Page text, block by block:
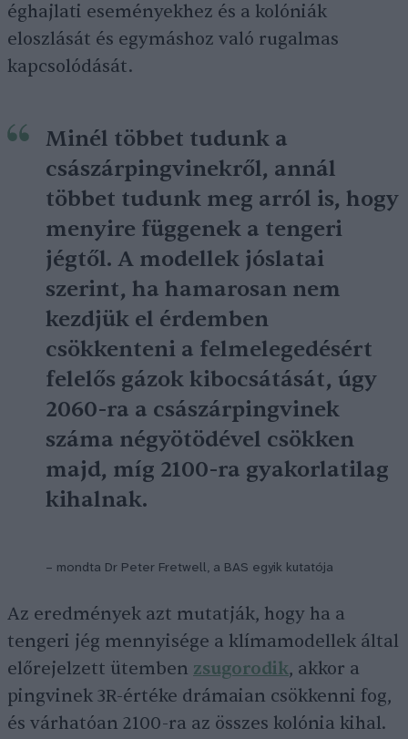
éghajlati eseményekhez és a kolóniák
eloszlását és egymáshoz való rugalmas
kapcsolódását.
Minél többet tudunk a
császárpingvinekről, annál
többet tudunk meg arról is, hogy
menyire függenek a tengeri
jégtől. A modellek jóslatai
szerint, ha hamarosan nem
kezdjük el érdemben
csökkenteni a felmelegedésért
felelős gázok kibocsátását, úgy
2060-ra a császárpingvinek
száma négyötödével csökken
majd, míg 2100-ra gyakorlatilag
kihalnak.
– mondta Dr Peter Fretwell, a BAS egyik kutatója
Az eredmények azt mutatják, hogy ha a
tengeri jég mennyisége a klímamodellek által
előrejelzett ütemben zsugorodik, akkor a
pingvinek 3R-értéke drámaian csökkenni fog,
és várhatóan 2100-ra az összes kolónia kihal.